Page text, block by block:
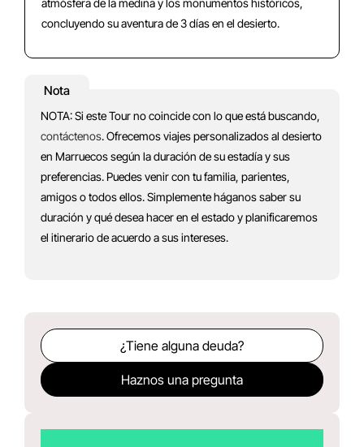
atmósfera de la medina y los monumentos históricos,
concluyendo su aventura de 3 días en el desierto.
Nota
NOTA: Si este Tour no coincide con lo que está buscando,
contáctenos. Ofrecemos viajes personalizados al desierto
en Marruecos según la duración de su estadía y sus
preferencias. Puedes venir con tu familia, parientes,
amigos o todos ellos. Simplemente háganos saber su
duración y qué desea hacer en el estado y planificaremos
el itinerario de acuerdo a sus intereses.
¿Tiene alguna deuda?
Haznos una pregunta